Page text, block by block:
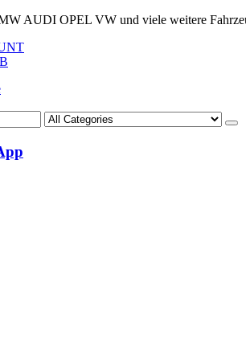
AUDI OPEL VW und viele weitere